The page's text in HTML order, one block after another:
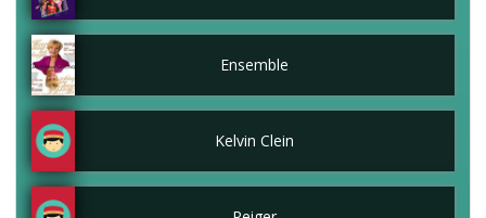
Ensemble
Kelvin Clein